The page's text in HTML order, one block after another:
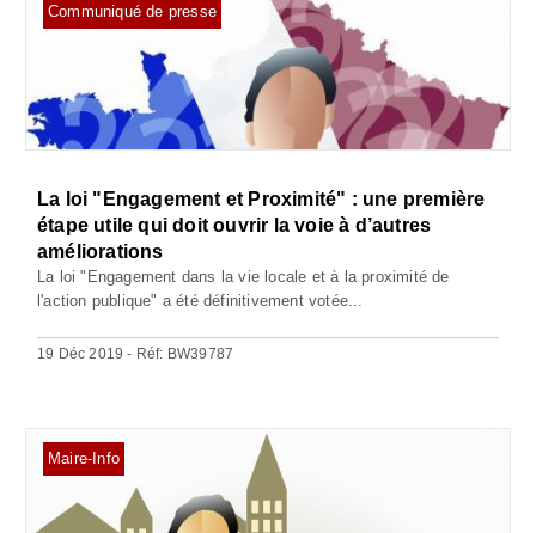
Communiqué de presse
La loi "Engagement et Proximité" : une première
étape utile qui doit ouvrir la voie à d’autres
améliorations
La loi "Engagement dans la vie locale et à la proximité de
l'action publique" a été définitivement votée...
19 Déc 2019 - Réf: BW39787
Maire-Info